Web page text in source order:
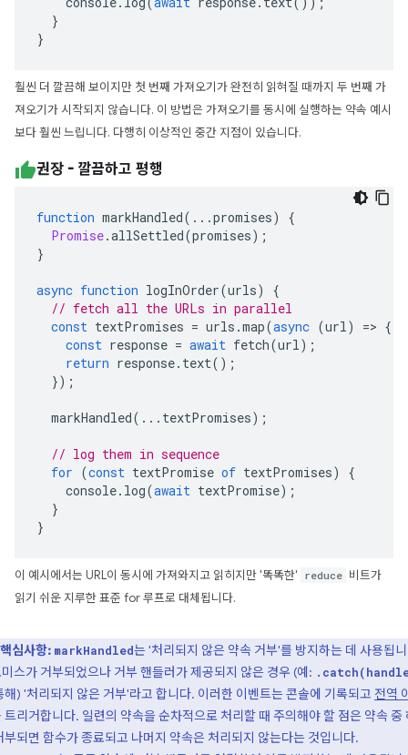
}
}
훨씬 더 깔끔해 보이지만 첫 번째 가져오기가 완전히 읽혀질 때까지 두 번째 가
져오기가 시작되지 않습니다. 이 방법은 가져오기를 동시에 실행하는 약속 예시
보다 훨씬 느립니다. 다행히 이상적인 중간 지점이 있습니다.
권장 - 깔끔하고 평행
function markHandled(...promises)
{
Promise.allSettled(promises);
}
async function logInOrder(urls)
{
// fetch all the URLs in parallel
const textPromises = urls .map(async (url) => {
const response = await fetch(url);
return response. text();
});
markHandled(... textPromises);
// log them in sequence
for (const textPromise of textPromises)
{
console. log(await textPromise);
}
}
이 예시에서는 URL이 동시에 가져와지고 읽히지만 '똑똑한' reduce 비트가
읽기 쉬운 지루한 표준 for 루프로 대체됩니다.
핵심사항: markHandled는 '처리되지 않은 약속 거부'를 방지하는 데 사용됩
스가 거부되었으나 거부 핸들러가 제공되지 않은 경우 (예:
해) '처리되지 않은 거부'라고 합니다. 이러한 이벤트는 콘솔에 기록되고 전역
트리거합니다. 일련의 약속을 순차적으로 처리할 때 주의해야 할 점은 약속 중
부되면 함수가 종료되고 나머지 약속은 처리되지 않는다는 것입니다.